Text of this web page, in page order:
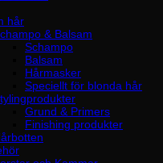
hår
& Balsam
Schampo
Balsam
Hårmasker
Speciellt för blonda hår
Grund & Primers
Finishing produkter